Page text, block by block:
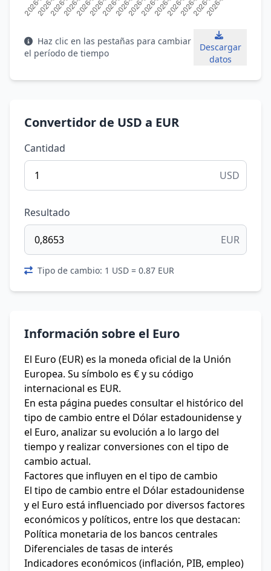
Haz clic en las pestañas para cambiar
el período de tiempo
Descargar
datos
Convertidor de USD a EUR
Cantidad
USD
Resultado
EUR
Tipo de cambio: 1 USD = 0.87 EUR
Información sobre el Euro
El Euro (EUR) es la moneda oficial de la Unión
Europea. Su símbolo es € y su código
internacional es EUR.
En esta página puedes consultar el histórico del
tipo de cambio entre el Dólar estadounidense y
el Euro, analizar su evolución a lo largo del
tiempo y realizar conversiones con el tipo de
cambio actual.
Factores que influyen en el tipo de cambio
El tipo de cambio entre el Dólar estadounidense
y el Euro está influenciado por diversos factores
económicos y políticos, entre los que destacan:
Política monetaria de los bancos centrales
Diferenciales de tasas de interés
Indicadores económicos (inflación, PIB, empleo)